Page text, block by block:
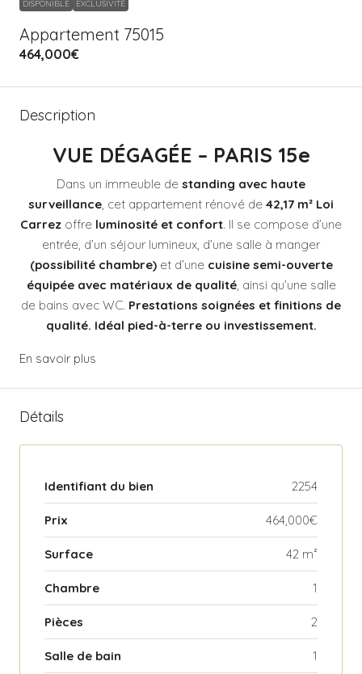
DISPONIBLE EXCLUSIVITÉ
Appartement 75015
464,000€
Description
VUE DÉGAGÉE – PARIS 15e
Dans un immeuble de standing avec haute
surveillance , cet appartement rénové de 42,17 m² Loi
Carrez offre luminosité et confort. Il se compose d’une
entrée, d’un séjour lumineux, d’une salle à manger
(possibilité chambre)et d’une cuisine semi-ouverte
équipée avec matériaux de qualité, ainsi qu’une salle
de bains avec WC. Prestations soignées et finitions de
qualité. Idéal pied-à-terre ou investissement.
En savoir plus
Détails
Identifiant du bien 2254
Prix 464,000€
Surface 42 m²
Chambre 1
Pièces 2
Salle de bain 1